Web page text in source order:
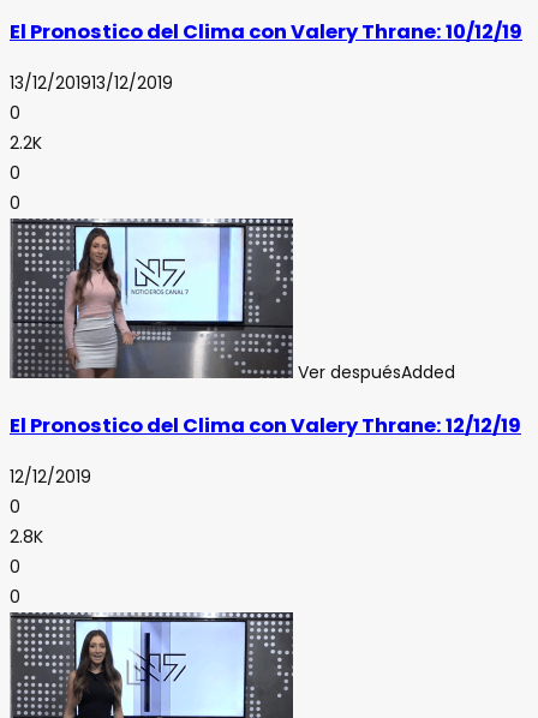
El Pronostico del Clima con Valery Thrane: 10/12/19
13/12/201913/12/2019
0
2.2K
0
0
Ver despuésAdded
El Pronostico del Clima con Valery Thrane: 12/12/19
12/12/2019
0
2.8K
0
0